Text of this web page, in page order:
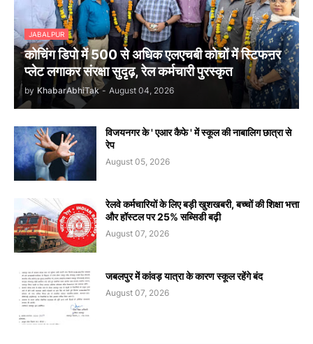
JABALPUR
कोचिंग डिपो में 500 से अधिक एलएचबी कोचों में स्टिफऩर
प्लेट लगाकर संरक्षा सुदृढ़, रेल कर्मचारी पुरस्कृत
by KhabarAbhiTak - August 04, 2026
विजयनगर के ' एआर कैफे ' में स्कूल की नाबालिग छात्रा से
रेप
August 05, 2026
रेलवे कर्मचारियों के लिए बड़ी खुशखबरी, बच्चों की शिक्षा भत्ता
और हॉस्टल पर 25% सब्सिडी बढ़ी
August 07, 2026
जबलपुर में कांवड़ यात्रा के कारण स्कूल रहेंगे बंद
August 07, 2026